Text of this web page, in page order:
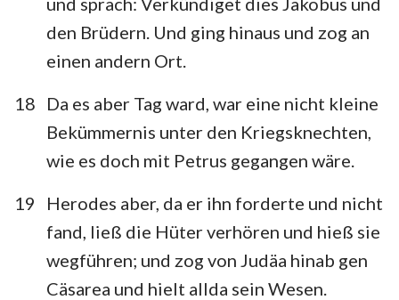
den Brüdern. Und ging hinaus und zog an
einen andern Ort.
18
Da es aber Tag ward, war eine nicht kleine
Bekümmernis unter den Kriegsknechten,
wie es doch mit Petrus gegangen wäre.
19
Herodes aber, da er ihn forderte und nicht
fand, ließ die Hüter verhören und hieß sie
wegführen; und zog von Judäa hinab gen
Cäsarea und hielt allda sein Wesen.